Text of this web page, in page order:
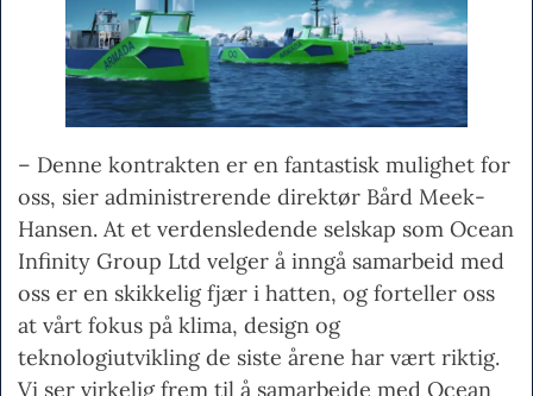
– Denne kontrakten er en fantastisk mulighet for
oss, sier administrerende direktør Bård Meek-
Hansen. At et verdensledende selskap som Ocean
Infinity Group Ltd velger å inngå samarbeid med
oss er en skikkelig fjær i hatten, og forteller oss
at vårt fokus på klima, design og
teknologiutvikling de siste årene har vært riktig.
Vi ser virkelig frem til å samarbeide med Ocean